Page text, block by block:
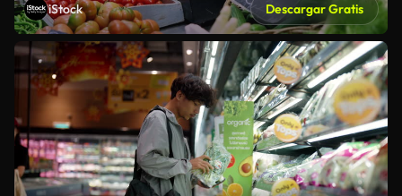
iStock Descargar Gratis